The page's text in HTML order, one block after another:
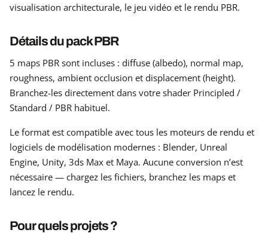
visualisation architecturale, le jeu vidéo et le rendu PBR.
Détails du pack PBR
5 maps PBR sont incluses : diffuse (albedo), normal map,
roughness, ambient occlusion et displacement (height).
Branchez-les directement dans votre shader Principled /
Standard / PBR habituel.
Le format est compatible avec tous les moteurs de rendu et
logiciels de modélisation modernes : Blender, Unreal
Engine, Unity, 3ds Max et Maya. Aucune conversion n’est
nécessaire — chargez les fichiers, branchez les maps et
lancez le rendu.
Pour quels projets ?